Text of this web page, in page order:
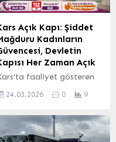
Açık Kapı: Şiddet
Kadınların
Devletin
Her Zaman Açık
faaliyet gösteren
Şube Müdürlüğü,
Kapısı Her Zaman Açık”
şiddet mağduru
24.03.2026 0 9